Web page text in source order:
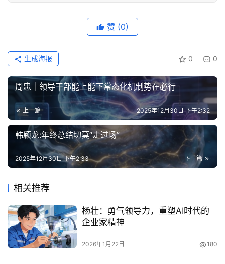
更
多
页
面
赞 (0)
0 0
生成海报
周忠｜领导干部能上能下常态化机制势在必行
上一篇 2025年12月30日 下午2:32
韩颖龙:年终总结切莫“走过场”
下一篇
2025年12月30日 下午2:33
相关推荐
杨壮：勇气领导力，重塑AI时代的
企业家精神
2026年1月22日 180